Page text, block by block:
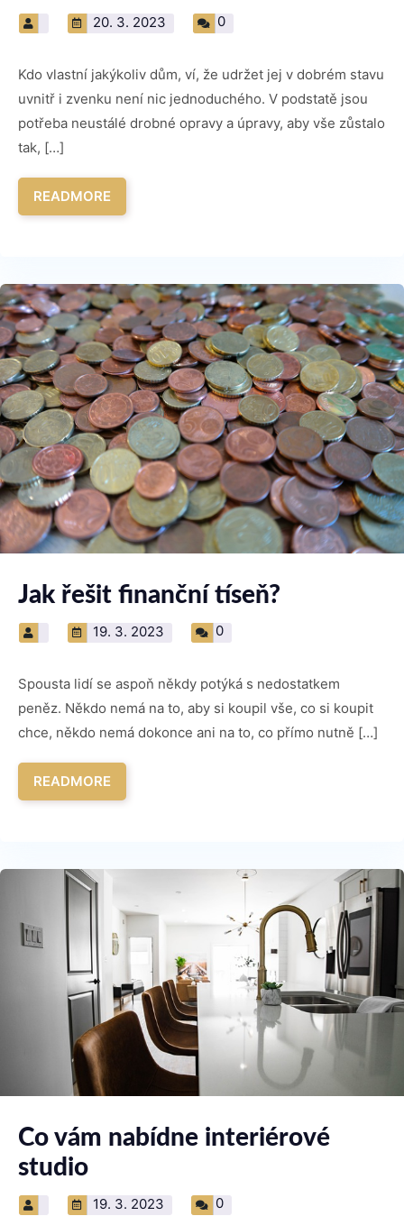
20. 3. 2023 0
Kdo vlastní jakýkoliv dům, ví, že udržet jej v dobrém stavu
uvnitř i zvenku není nic jednoduchého. V podstatě jsou
potřeba neustálé drobné opravy a úpravy, aby vše zůstalo
tak, […]
READMORE
Jak řešit finanční tíseň?
19. 3. 2023 0
Spousta lidí se aspoň někdy potýká s nedostatkem
peněz. Někdo nemá na to, aby si koupil vše, co si koupit
chce, někdo nemá dokonce ani na to, co přímo nutně […]
READMORE
Co vám nabídne interiérové
studio
19. 3. 2023 0